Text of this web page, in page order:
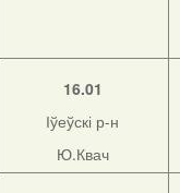
16.01
Іўеўскі р-н
Ю.Квач